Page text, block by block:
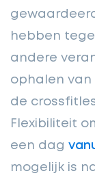
hebben
andere
ophalen
de
Flexibiliteit
een dag
mogelijk is